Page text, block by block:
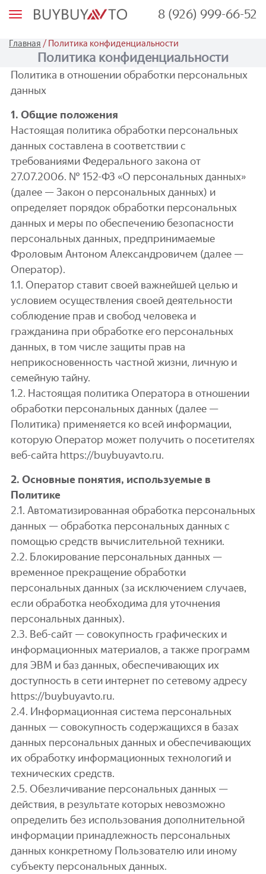
М
ю
8 (926) 999-66-52
Главная / Политика конфиденциальности
Политика конфиденциальности
Политика в отношении обработки персональных
данных
1. Общие положения
Настоящая политика обработки персональных
данных составлена в соответствии с
требованиями Федерального закона от
27.07.2006. № 152-ФЗ «О персональных данных»
(далее — Закон о персональных данных) и
определяет порядок обработки персональных
данных и меры по обеспечению безопасности
персональных данных, предпринимаемые
Фроловым Антоном Александровичем (далее —
Оператор).
1.1. Оператор ставит своей важнейшей целью и
условием осуществления своей деятельности
соблюдение прав и свобод человека и
гражданина при обработке его персональных
данных, в том числе защиты прав на
неприкосновенность частной жизни, личную и
семейную тайну.
1.2. Настоящая политика Оператора в отношении
обработки персональных данных (далее —
Политика) применяется ко всей информации,
которую Оператор может получить о посетителях
веб-сайта https://buybuyavto.ru.
2. Основные понятия, используемые в
Политике
2.1. Автоматизированная обработка персональных
данных — обработка персональных данных с
помощью средств вычислительной техники.
2.2. Блокирование персональных данных —
временное прекращение обработки
персональных данных (за исключением случаев,
если обработка необходима для уточнения
персональных данных).
2.3. Веб-сайт — совокупность графических и
информационных материалов, а также программ
для ЭВМ и баз данных, обеспечивающих их
доступность в сети интернет по сетевому адресу
https://buybuyavto.ru.
2.4. Информационная система персональных
данных — совокупность содержащихся в базах
данных персональных данных и обеспечивающих
их обработку информационных технологий и
технических средств.
2.5. Обезличивание персональных данных —
действия, в результате которых невозможно
определить без использования дополнительной
информации принадлежность персональных
данных конкретному Пользователю или иному
субъекту персональных данных.